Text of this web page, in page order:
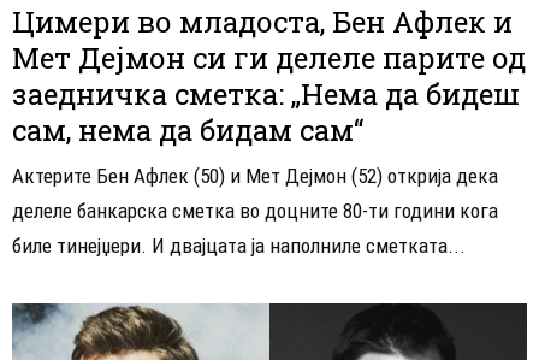
Цимери во младоста, Бен Афлек и
Мет Дејмон си ги делеле парите од
заедничка сметка: „Нема да бидеш
сам, нема да бидам сам“
Актерите Бен Афлек (50) и Мет Дејмон (52) открија дека
делеле банкарска сметка во доцните 80-ти години кога
биле тинејџери. И двајцата ја наполниле сметката...